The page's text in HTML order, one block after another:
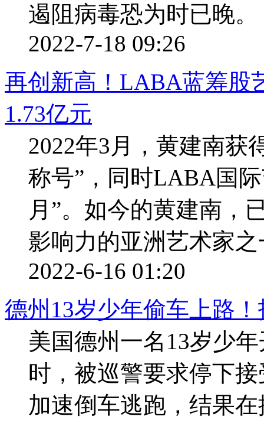
遏阻病毒恐为时已晚。
2022-7-18 09:26
再创新高！LABA蓝筹股
1.73亿元
2022年3月，黄建南获
称号”，同时LABA国
月”。如今的黄建南，
影响力的亚洲艺术家之
2022-6-16 01:20
德州13岁少年偷车上路
美国德州一名13岁少
时，被巡警要求停下
加速倒车逃跑，结果